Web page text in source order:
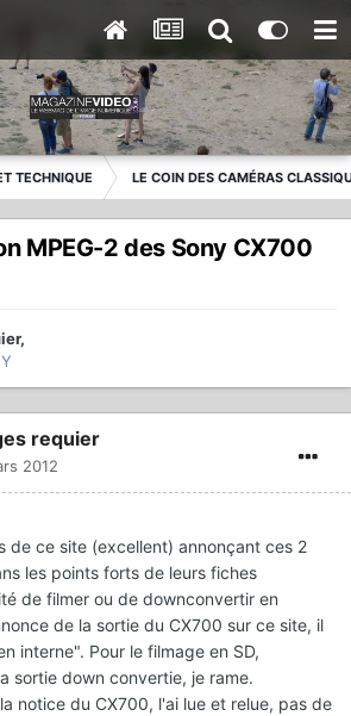
TECHNIQUE LE COIN DES CAMÉRAS
MPEG-2 des Sony CX700
,
requier
2012
de ce site (excellent) annonçant ces 2
les points forts de leurs fiches
de filmer ou de downconvertir en
de la sortie du CX700 sur ce site, il
interne". Pour le filmage en SD,
sortie down convertie, je rame.
notice du CX700, l'ai lue et relue, pas de